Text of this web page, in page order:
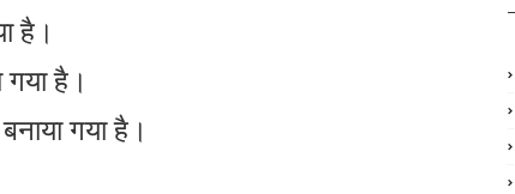
है।
गया है।
गया है।